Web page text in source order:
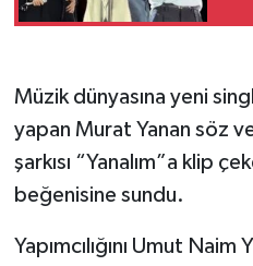
Müzik dünyasına yeni
yapan Murat Yanan söz
şarkısı “Yanalım”a klip
beğenisine sundu.
Yapımcılığını Umut Naim